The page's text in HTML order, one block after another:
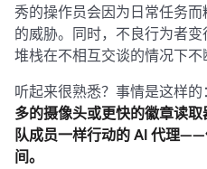
秀的操作员会因为日常任务
的威胁。同时，不良行为者
堆栈在不相互交谈的情况下不
听起来很熟悉？事情是这样的
多的摄像头或更快的徽章读
队成员一样行动的 AI 代理
间。